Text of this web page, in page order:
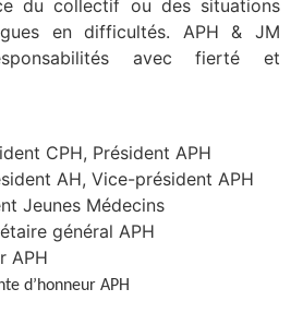
du collectif ou des situations
en difficultés. APH & JM
avec fierté et
CPH, Président APH
AH, Vice-président APH
Jeunes Médecins
général APH
APH
d’honneur APH